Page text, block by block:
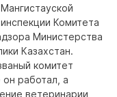
Комитета
Министерства
Казахстан.
комитет
он работал, а
ветеринарии